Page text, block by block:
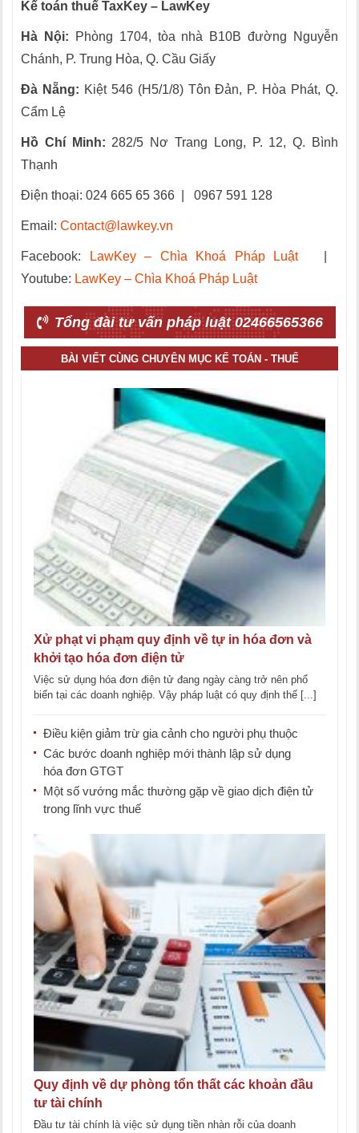
Kế toán thuế TaxKey – LawKey
Hà Nội:
Phòng 1704, tòa nhà B10B đường Nguyễn
Chánh, P. Trung Hòa, Q. Cầu Giấy
Đà Nẵng: Kiệt 546 (H5/1/8) Tôn Đản, P. Hòa Phát, Q.
Cẩm Lệ
Hồ Chí Minh: 282/5 Nơ Trang Long, P. 12, Q. Bình
Thạnh
Điện thoại: 024 665 65 366 0967 591 128
Email: Contact@lawkey.vn
Facebook: LawKey – Chìa Khoá Pháp Luật|
Youtube: LawKey – Chìa Khoá Pháp Luật
Tổng đài tư vấn pháp luật 02466565366
BÀI VIẾT CÙNG CHUYÊN MỤC KẾ TOÁN - THUẾ
Xử phạt vi phạm quy định về tự in hóa đơn và
khởi tạo hóa đơn điện tử
Việc sử dụng hóa đơn điện tử đang ngày càng trở nên phổ
biến tại các doanh nghiệp. Vậy pháp luật có quy định thế [...]
Điều kiện giảm trừ gia cảnh cho người phụ thuộc
Các bước doanh nghiệp mới thành lập sử dụng
hóa đơn GTGT
Một số vướng mắc thường gặp về giao dịch điện tử
trong lĩnh vực thuế
Quy định về dự phòng tổn thất các khoản đầu
tư tài chính
Đầu tư tài chính là việc sử dụng tiền nhàn rỗi của doanh